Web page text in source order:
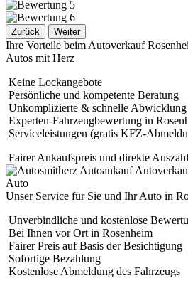
Zurück Weiter
Ihre Vorteile beim Autoverkauf
Autos mit Herz
Keine Lockangebote
Persönliche und kompetente Beratung
Unkomplizierte & schnelle Abwicklung
Experten-Fahrzeugbewertung in
Serviceleistungen (gratis KFZ-
Fairer Ankaufspreis und direkte
Unser Service für Sie und Ihr Auto in
Unverbindliche und kostenlose
Bei Ihnen vor Ort in Rosenheim
Fairer Preis auf Basis der Besichtigung
Sofortige Bezahlung
Kostenlose Abmeldung des Fahrzeugs